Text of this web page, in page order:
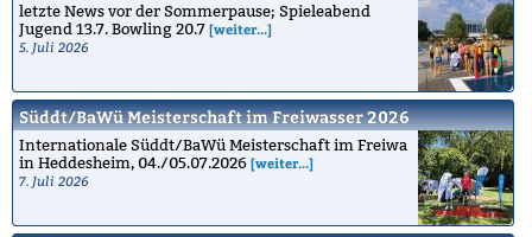
letzte News vor der Sommerpause; Spieleabend
Jugend 13.7. Bowling 20.7 [weiter...]
5. Juli 2026
Süddt/BaWü Meisterschaft im Freiwasser 2026
Internationale Süddt/BaWü Meisterschaft im Freiwa
in Heddesheim, 04./05.07.2026 [weiter...]
7. Juli 2026